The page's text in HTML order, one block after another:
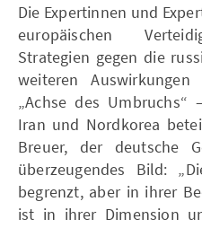
Die Expertinnen und
europäischen
Strategien gegen die
weiteren
„Achse des Umbruchs“
Iran und Nordkorea
Breuer, der deutsche
überzeugendes Bild:
begrenzt, aber in ihrer
ist in ihrer Dimension